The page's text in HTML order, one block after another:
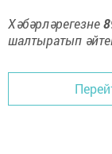
Хәбәрләрегезне
шалтыратып